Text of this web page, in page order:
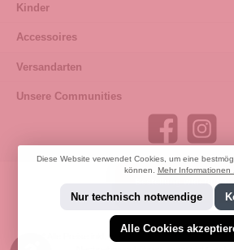
Kinder
Accessoires
Versandarten
Unsere Communities
Bestellung widerrufen
* Alle Preise inkl. gesetzl. Mehrwertsteuer zzgl.
Diese Website verwendet Cookies, um eine
können. Mehr Informationen
Nur technisch notwendige
Alle Cookies